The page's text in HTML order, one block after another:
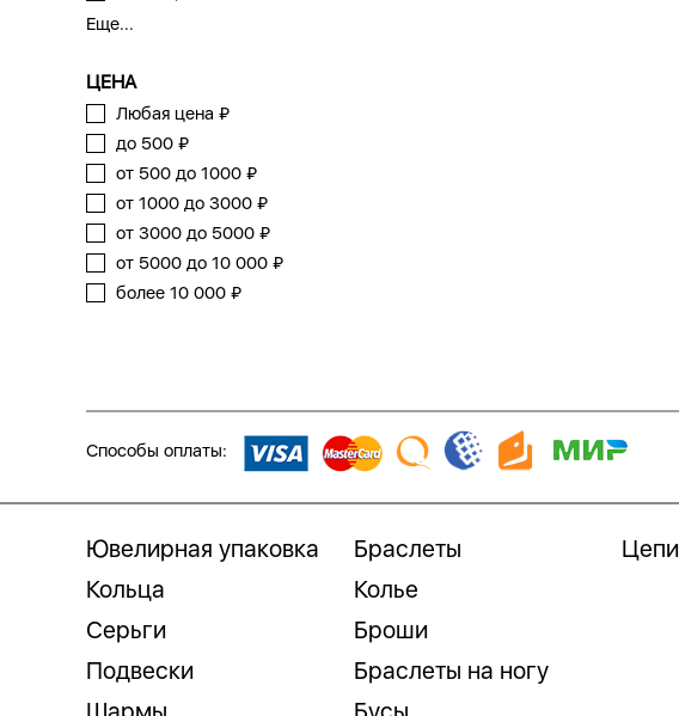
Еще...
ЦЕНА
Любая цена ₽
до 500 ₽
от 500 до 1000 ₽
от 1000 до 3000 ₽
от 3000 до 5000 ₽
от 5000 до 10 000 ₽
более 10 000 ₽
Способы оплаты:
Ювелирная упаковка
Кольца
Серьги
Подвески
Браслеты
Колье
Броши
Браслеты на ногу
Цепи